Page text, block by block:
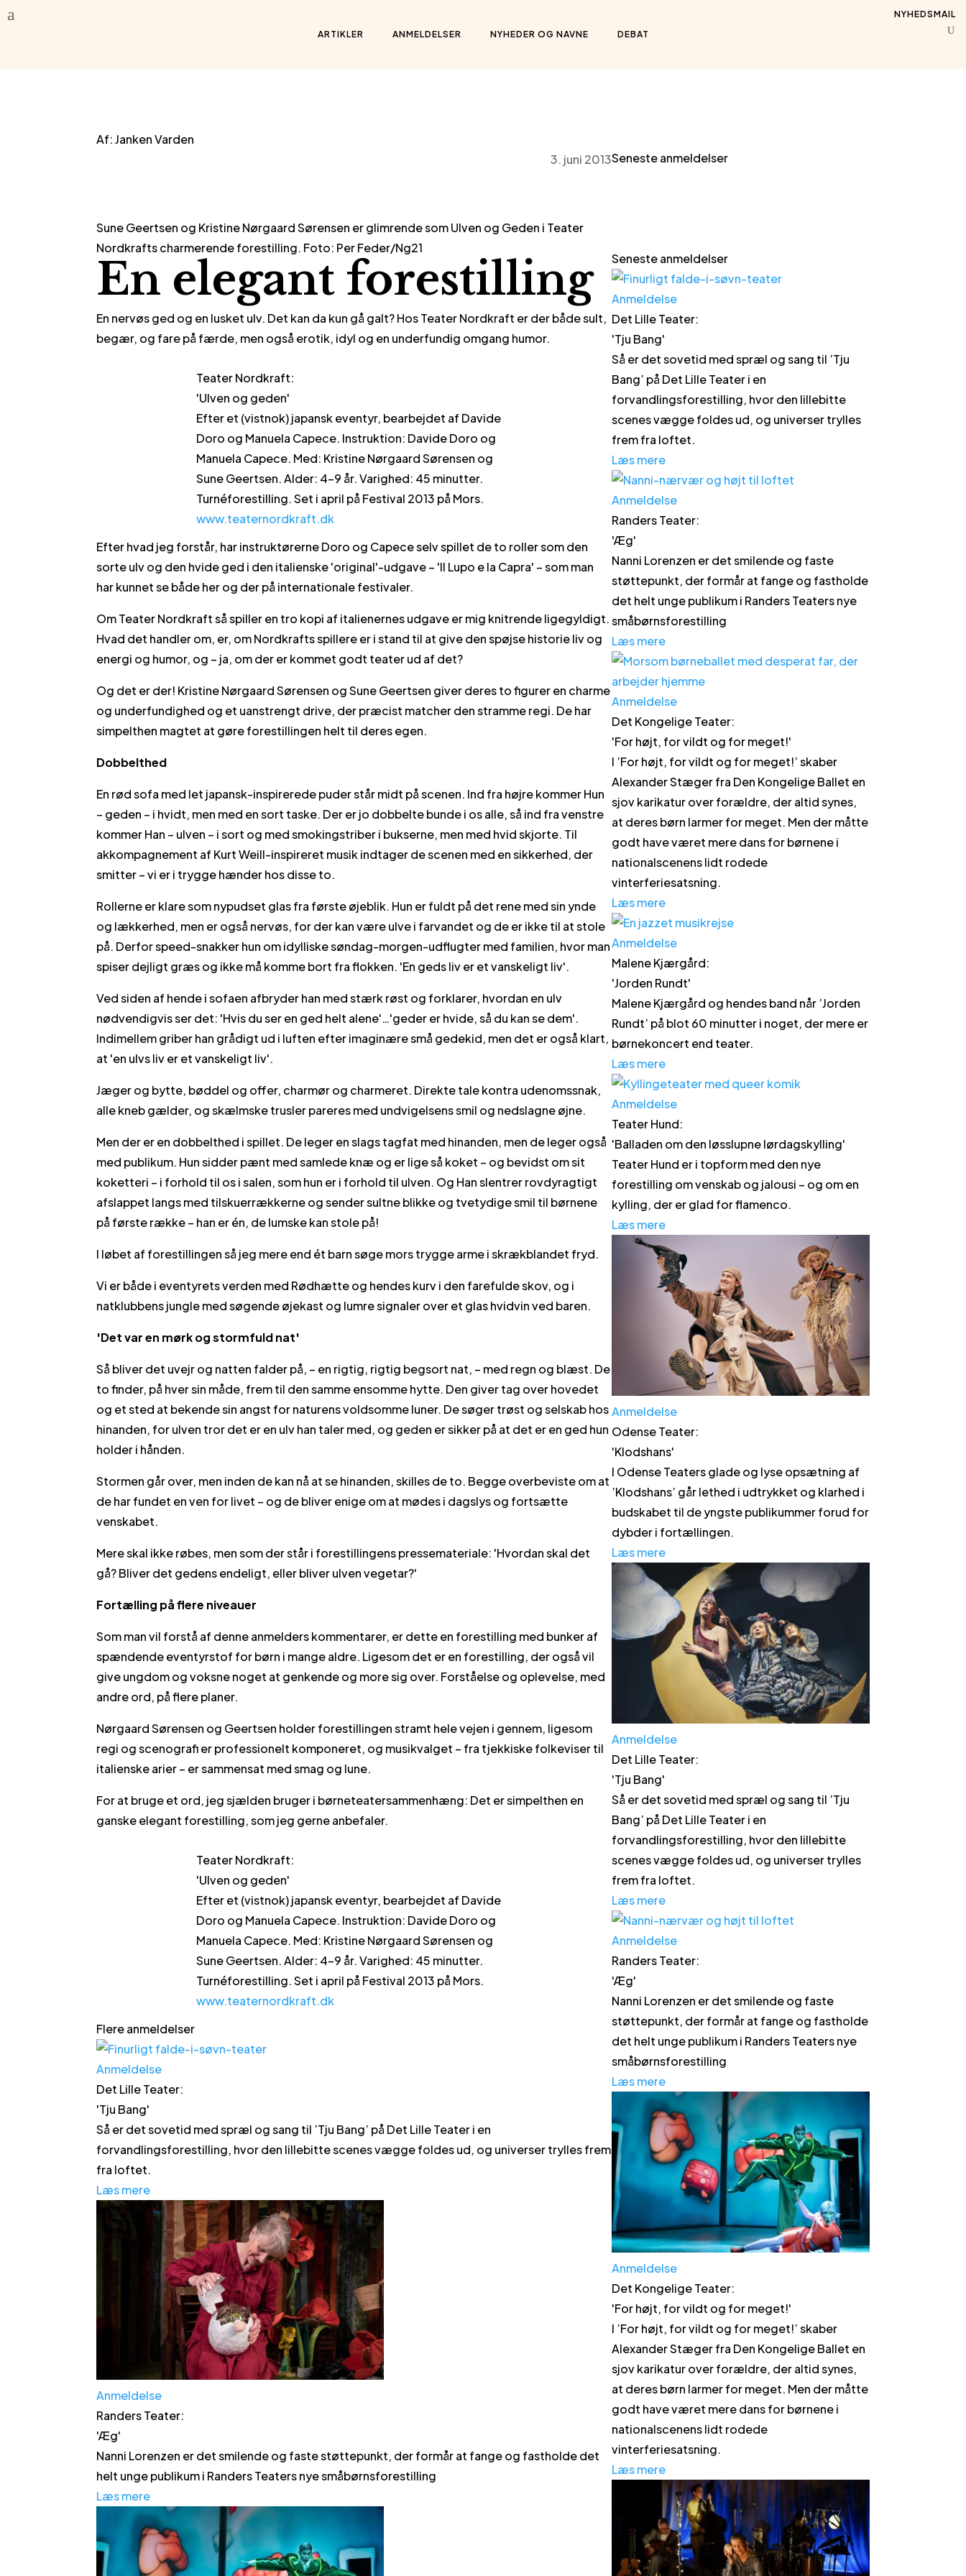
ARTIKLER ANMELDELSER NYHEDER OG NAVNE DEBAT
NYHEDSMAIL
Af: Janken Varden
3. juni 2013
Sune Geertsen og Kristine Nørgaard Sørensen er glimrende som Ulven og Geden i Teater
Nordkrafts charmerende forestilling. Foto: Per Feder/Ng21
En elegant forestilling
En nervøs ged og en lusket ulv. Det kan da kun gå galt? Hos Teater Nordkraft er der både sult,
begær, og fare på færde, men også erotik, idyl og en underfundig omgang humor.
Teater Nordkraft:
'Ulven og geden'
Efter et (vistnok) japansk eventyr, bearbejdet af Davide
Doro og Manuela Capece. Instruktion: Davide Doro og
Manuela Capece. Med: Kristine Nørgaard Sørensen og
Sune Geertsen. Alder: 4-9 år. Varighed: 45 minutter.
Turnéforestilling. Set i april på Festival 2013 på Mors.
www.teaternordkraft.dk
Efter hvad jeg forstår, har instruktørerne Doro og Capece selv spillet de to roller som den
sorte ulv og den hvide ged i den italienske 'original'-udgave – 'Il Lupo e la Capra' – som man
har kunnet se både her og der på internationale festivaler.
Om Teater Nordkraft så spiller en tro kopi af italienernes udgave er mig knitrende ligegyldigt.
Hvad det handler om, er, om Nordkrafts spillere er i stand til at give den spøjse historie liv og
energi og humor, og – ja, om der er kommet godt teater ud af det?
Og det er der! Kristine Nørgaard Sørensen og Sune Geertsen giver deres to figurer en charme
og underfundighed og et uanstrengt drive, der præcist matcher den stramme regi. De har
simpelthen magtet at gøre forestillingen helt til deres egen.
Dobbelthed
En rød sofa med let japansk-inspirerede puder står midt på scenen. Ind fra højre kommer Hun
– geden – i hvidt, men med en sort taske. Der er jo dobbelte bunde i os alle, så ind fra venstre
kommer Han – ulven – i sort og med smokingstriber i bukserne, men med hvid skjorte. Til
akkompagnement af Kurt Weill-inspireret musik indtager de scenen med en sikkerhed, der
smitter – vi er i trygge hænder hos disse to.
Rollerne er klare som nypudset glas fra første øjeblik. Hun er fuldt på det rene med sin ynde
og lækkerhed, men er også nervøs, for der kan være ulve i farvandet og de er ikke til at stole
på. Derfor speed-snakker hun om idylliske søndag-morgen-udflugter med familien, hvor man
spiser dejligt græs og ikke må komme bort fra flokken. 'En geds liv er et vanskeligt liv'.
Ved siden af hende i sofaen afbryder han med stærk røst og forklarer, hvordan en ulv
nødvendigvis ser det: 'Hvis du ser en ged helt alene'…'geder er hvide, så du kan se dem'.
Indimellem griber han grådigt ud i luften efter imaginære små gedekid, men det er også klart,
at 'en ulvs liv er et vanskeligt liv'.
Jæger og bytte, bøddel og offer, charmør og charmeret. Direkte tale kontra udenomssnak,
alle kneb gælder, og skælmske trusler pareres med undvigelsens smil og nedslagne øjne.
Men der er en dobbelthed i spillet. De leger en slags tagfat med hinanden, men de leger også
med publikum. Hun sidder pænt med samlede knæ og er lige så koket – og bevidst om sit
koketteri – i forhold til os i salen, som hun er i forhold til ulven. Og Han slentrer rovdyragtigt
afslappet langs med tilskuerrækkerne og sender sultne blikke og tvetydige smil til børnene
på første række – han er én, de lumske kan stole på!
I løbet af forestillingen så jeg mere end ét barn søge mors trygge arme i skrækblandet fryd.
Vi er både i eventyrets verden med Rødhætte og hendes kurv i den farefulde skov, og i
natklubbens jungle med søgende øjekast og lumre signaler over et glas hvidvin ved baren.
'Det var en mørk og stormfuld nat'
Så bliver det uvejr og natten falder på, – en rigtig, rigtig begsort nat, – med regn og blæst. De
to finder, på hver sin måde, frem til den samme ensomme hytte. Den giver tag over hovedet
og et sted at bekende sin angst for naturens voldsomme luner. De søger trøst og selskab hos
hinanden, for ulven tror det er en ulv han taler med, og geden er sikker på at det er en ged hun
holder i hånden.
Stormen går over, men inden de kan nå at se hinanden, skilles de to. Begge overbeviste om at
de har fundet en ven for livet – og de bliver enige om at mødes i dagslys og fortsætte
venskabet.
Mere skal ikke røbes, men som der står i forestillingens pressemateriale: 'Hvordan skal det
gå? Bliver det gedens endeligt, eller bliver ulven vegetar?'
Fortælling på flere niveauer
Som man vil forstå af denne anmelders kommentarer, er dette en forestilling med bunker af
spændende eventyrstof for børn i mange aldre. Ligesom det er en forestilling, der også vil
give ungdom og voksne noget at genkende og more sig over. Forståelse og oplevelse, med
andre ord, på flere planer.
Nørgaard Sørensen og Geertsen holder forestillingen stramt hele vejen i gennem, ligesom
regi og scenografi er professionelt komponeret, og musikvalget – fra tjekkiske folkeviser til
italienske arier – er sammensat med smag og lune.
For at bruge et ord, jeg sjælden bruger i børneteatersammenhæng: Det er simpelthen en
ganske elegant forestilling, som jeg gerne anbefaler.
Teater Nordkraft:
'Ulven og geden'
Efter et (vistnok) japansk eventyr, bearbejdet af Davide
Doro og Manuela Capece. Instruktion: Davide Doro og
Manuela Capece. Med: Kristine Nørgaard Sørensen og
Sune Geertsen. Alder: 4-9 år. Varighed: 45 minutter.
Turnéforestilling. Set i april på Festival 2013 på Mors.
www.teaternordkraft.dk
Flere anmeldelser
Anmeldelse
Det Lille Teater:
'Tju Bang'
Så er det sovetid med spræl og sang til ’Tju Bang’ på Det Lille Teater i en
forvandlingsforestilling, hvor den lillebitte scenes vægge foldes ud, og universer trylles frem
fra loftet.
Læs mere
Anmeldelse
Randers Teater:
'Æg'
Nanni Lorenzen er det smilende og faste støttepunkt, der formår at fange og fastholde det
helt unge publikum i Randers Teaters nye småbørnsforestilling
Læs mere
Seneste anmeldelser
Seneste anmeldelser
Anmeldelse
Det Lille Teater:
'Tju Bang'
Så er det sovetid med spræl og sang til ’Tju
Bang’ på Det Lille Teater i en
forvandlingsforestilling, hvor den lillebitte
scenes vægge foldes ud, og universer trylles
frem fra loftet.
Læs mere
Anmeldelse
Randers Teater:
'Æg'
Nanni Lorenzen er det smilende og faste
støttepunkt, der formår at fange og fastholde
det helt unge publikum i Randers Teaters nye
småbørnsforestilling
Læs mere
Anmeldelse
Det Kongelige Teater:
'For højt, for vildt og for meget!'
I ’For højt, for vildt og for meget!’ skaber
Alexander Stæger fra Den Kongelige Ballet en
sjov karikatur over forældre, der altid synes,
at deres børn larmer for meget. Men der måtte
godt have været mere dans for børnene i
nationalscenens lidt rodede
vinterferiesatsning.
Læs mere
Anmeldelse
Malene Kjærgård:
'Jorden Rundt'
Malene Kjærgård og hendes band når ’Jorden
Rundt’ på blot 60 minutter i noget, der mere er
børnekoncert end teater.
Læs mere
Anmeldelse
Teater Hund:
'Balladen om den løsslupne lørdagskylling'
Teater Hund er i topform med den nye
forestilling om venskab og jalousi – og om en
kylling, der er glad for flamenco.
Læs mere
Anmeldelse
Odense Teater:
'Klodshans'
I Odense Teaters glade og lyse opsætning af
’Klodshans’ går lethed i udtrykket og klarhed i
budskabet til de yngste publikummer forud for
dybder i fortællingen.
Læs mere
Anmeldelse
Det Lille Teater:
'Tju Bang'
Så er det sovetid med spræl og sang til ’Tju
Bang’ på Det Lille Teater i en
forvandlingsforestilling, hvor den lillebitte
scenes vægge foldes ud, og universer trylles
frem fra loftet.
Læs mere
Anmeldelse
Randers Teater:
'Æg'
Nanni Lorenzen er det smilende og faste
støttepunkt, der formår at fange og fastholde
det helt unge publikum i Randers Teaters nye
småbørnsforestilling
Læs mere
Anmeldelse
Det Kongelige Teater:
'For højt, for vildt og for meget!'
I ’For højt, for vildt og for meget!’ skaber
Alexander Stæger fra Den Kongelige Ballet en
sjov karikatur over forældre, der altid synes,
at deres børn larmer for meget. Men der måtte
godt have været mere dans for børnene i
nationalscenens lidt rodede
vinterferiesatsning.
Læs mere